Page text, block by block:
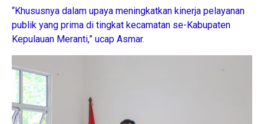
“Khususnya dalam upaya meningkatkan kinerja pelayanan
publik yang prima di tingkat kecamatan se-Kabupaten
Kepulauan Meranti,” ucap Asmar.